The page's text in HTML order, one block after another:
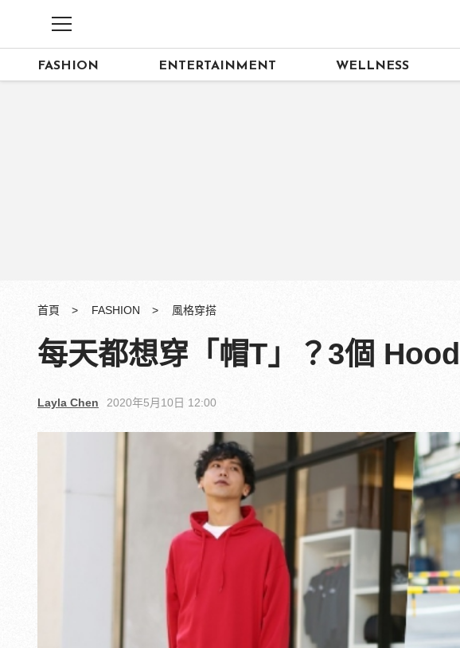
FASHION ENTERTAINMENT WELLNESS
首頁 FASHION 風格穿搭
每天都想穿「帽T」？3個
Layla Chen 2020年5月10日 12:00